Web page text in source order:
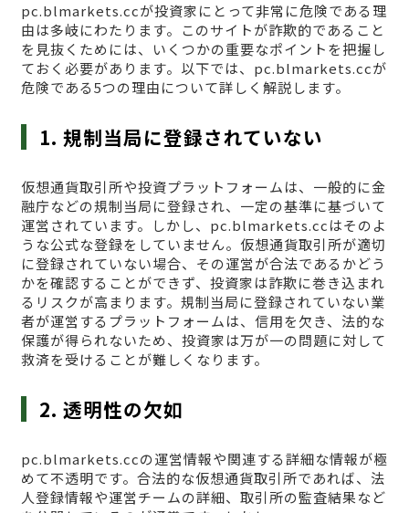
pc.blmarkets.ccが投資家にとって非常に危険である理
由は多岐にわたります。このサイトが詐欺的であること
を見抜くためには、いくつかの重要なポイントを把握し
ておく必要があります。以下では、pc.blmarkets.ccが
危険である5つの理由について詳しく解説します。
1. 規制当局に登録されていない
仮想通貨取引所や投資プラットフォームは、一般的に金
融庁などの規制当局に登録され、一定の基準に基づいて
運営されています。しかし、pc.blmarkets.ccはそのよ
うな公式な登録をしていません。仮想通貨取引所が適切
に登録されていない場合、その運営が合法であるかどう
かを確認することができず、投資家は詐欺に巻き込まれ
るリスクが高まります。規制当局に登録されていない業
者が運営するプラットフォームは、信用を欠き、法的な
保護が得られないため、投資家は万が一の問題に対して
救済を受けることが難しくなります。
2. 透明性の欠如
pc.blmarkets.ccの運営情報や関連する詳細な情報が極
めて不透明です。合法的な仮想通貨取引所であれば、法
人登録情報や運営チームの詳細、取引所の監査結果など